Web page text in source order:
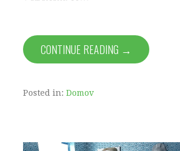
CONTINUE READING →
Posted in: Domov